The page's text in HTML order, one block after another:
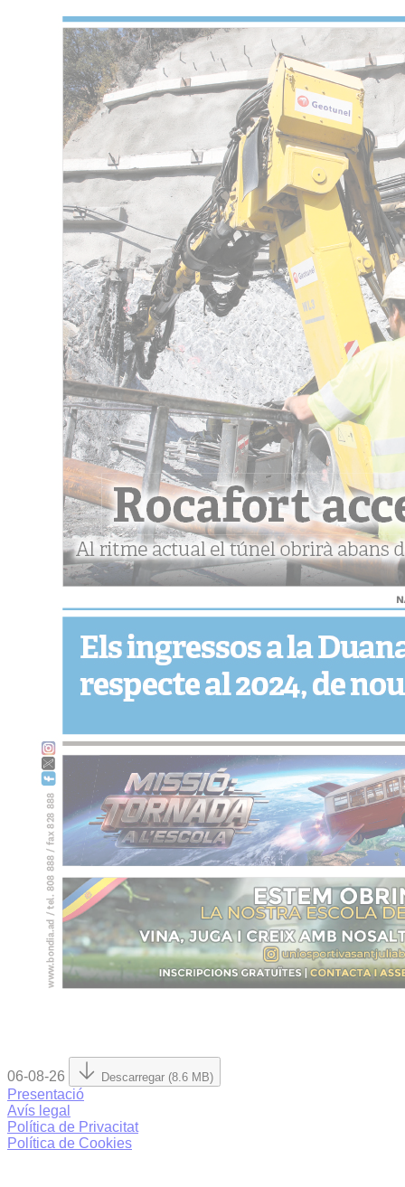
06-08-26 Descarregar (8.6 MB)
Presentació
Avís legal
Política de Privacitat
Política de Cookies